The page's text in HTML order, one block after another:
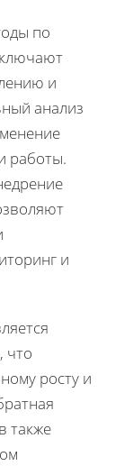
по
и
анализ
работы.
и
что
росту и
также